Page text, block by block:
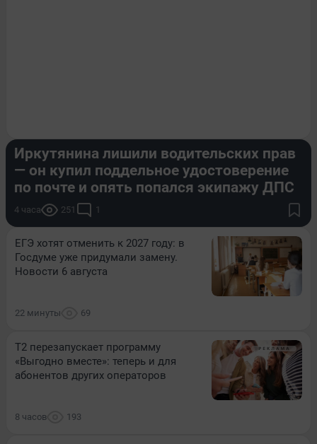
Иркутянина лишили водительских прав
— он купил поддельное удостоверение
по почте и опять попался экипажу ДПС
4 часа 251 1
ЕГЭ хотят отменить к 2027 году: в
Госдуме уже придумали замену.
Новости 6 августа
22 минуты 69
Т2 перезапускает программу
«Выгодно вместе»: теперь и для
абонентов других операторов
8 часов 193